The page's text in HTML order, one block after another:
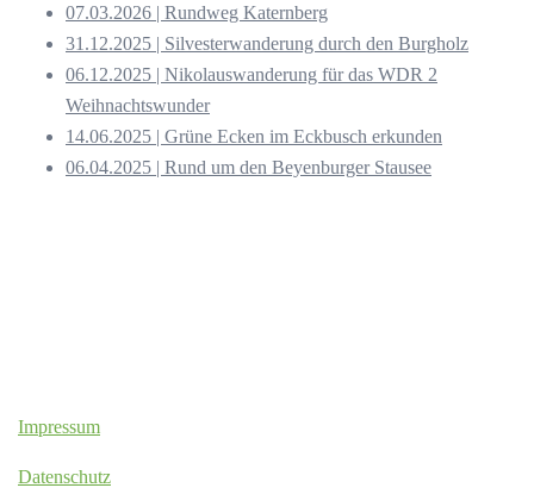
07.03.2026 | Rundweg Katernberg
31.12.2025 | Silvesterwanderung durch den Burgholz
06.12.2025 | Nikolauswanderung für das WDR 2
Weihnachtswunder
14.06.2025 | Grüne Ecken im Eckbusch erkunden
06.04.2025 | Rund um den Beyenburger Stausee
Impressum
Datenschutz